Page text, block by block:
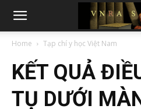
Home Tạp chí y học Việt Nam
KẾT QUẢ
TỤ DƯỚI